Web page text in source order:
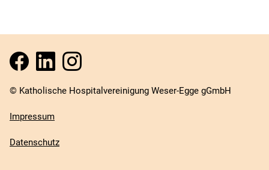
© Katholische Hospitalvereinigung Weser-Egge gGmbH
Impressum
Datenschutz